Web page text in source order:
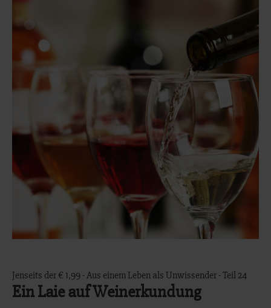
Jenseits der € 1,99 - Aus einem Leben als Unwissender - Teil 24
Ein Laie auf Weinerkundung